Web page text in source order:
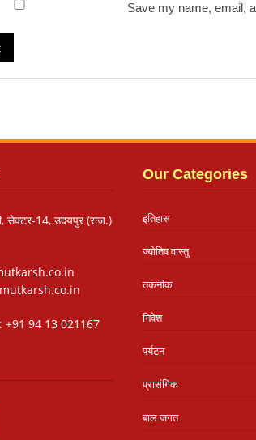
Save my name, email,
सेक्टर-14, उदयपुर (राज.)
+91 94 13 021167
Our Categories
इतिहास
ज्योतिष वास्तु
तकनीक
निवेश
पर्यटन
प्रासंगिक
बाल जगत